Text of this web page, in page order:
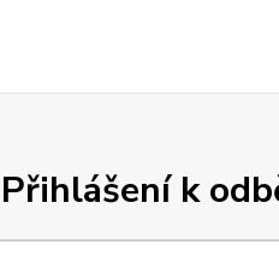
Přihlášení k